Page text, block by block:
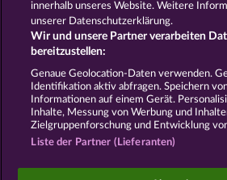
AGB Datenschutz
Unternehmensseite
Widerruf
innerhalb unseres Website. Weitere
unserer Datenschutzerklärung.
Wir und unsere Partner verarbeiten
bereitzustellen:
Genaue Geolocation-Daten verwenden.
Identifikation aktiv abfragen. Speichern
Informationen auf einem Gerät.
Inhalte, Messung von Werbung und
Zielgruppenforschung und Entwicklung
Liste der Partner (Lieferanten)